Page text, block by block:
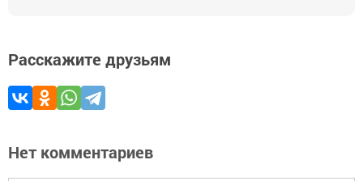
Расскажите друзьям
Нет комментариев